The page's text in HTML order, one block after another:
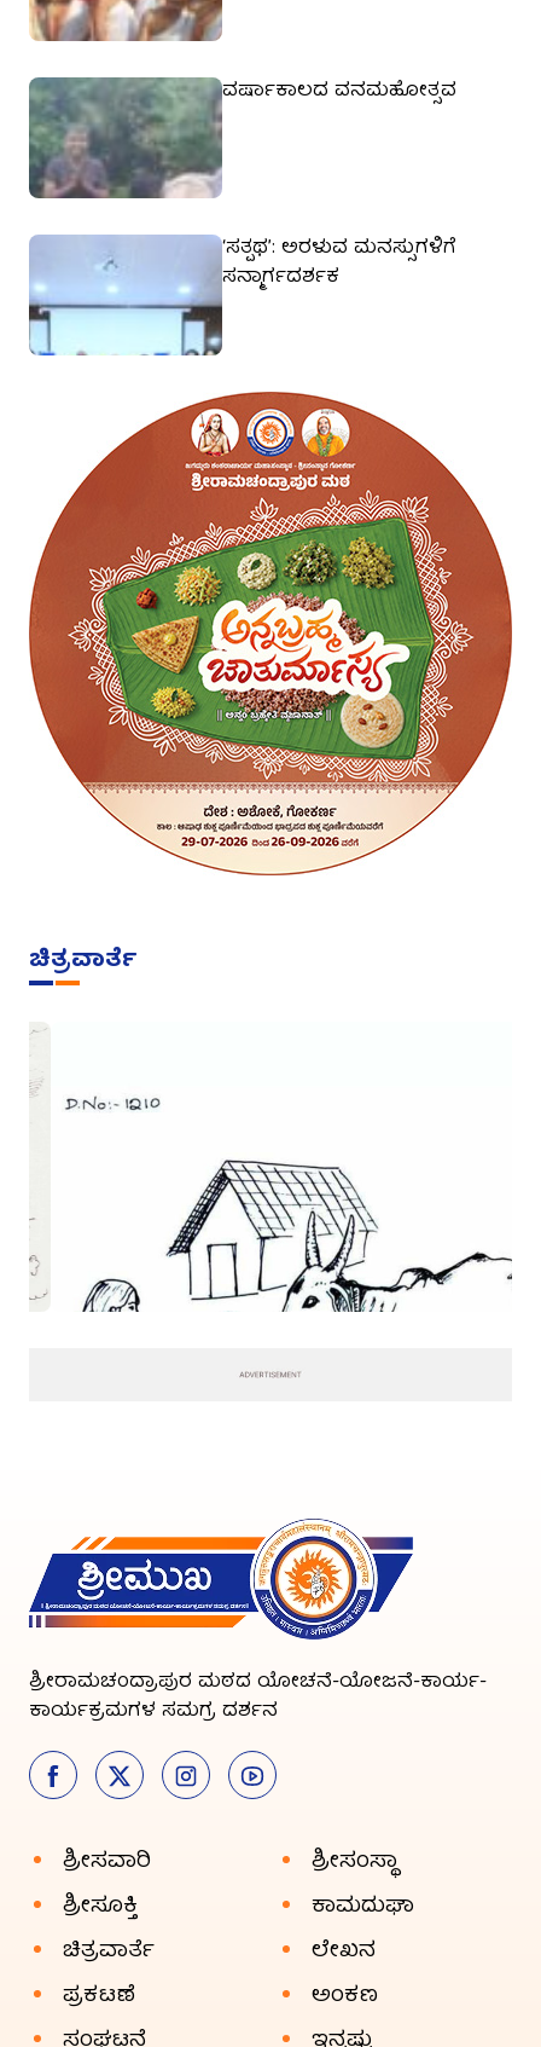
ವರ್ಷಾಕಾಲದ ವನಮಹೋತ್ಸವ
‘ಸತ್ಪಥ’: ಅರಳುವ ಮನಸ್ಸುಗಳಿಗೆ
ಸನ್ಮಾರ್ಗದರ್ಶಕ
ಚಿತ್ರವಾರ್ತೆ
ಶ್ರೀರಾಮಚಂದ್ರಾಪುರ ಮಠದ ಯೋಚನೆ-ಯೋಜನೆ-ಕಾರ್ಯ-
ಕಾರ್ಯಕ್ರಮಗಳ ಸಮಗ್ರ ದರ್ಶನ
ಶ್ರೀಸವಾರಿ
ಶ್ರೀಸಂಸ್ಥಾ
ಶ್ರೀಸೂಕ್ತಿ
ಕಾಮದುಘಾ
ಚಿತ್ರವಾರ್ತೆ
ಲೇಖನ
ಪ್ರಕಟಣೆ
ಅಂಕಣ